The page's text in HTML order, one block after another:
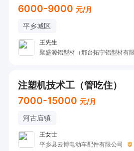
6000-9000 元/月
平乡城区
王先生
聚盛源铝型材（邢台拓宁铝型材有限
注塑机技术工（管吃住）
7000-15000 元/月
河古庙镇
王女士
平乡县云博电动车配件有限公司